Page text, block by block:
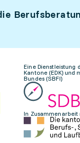
Eine Dienstleistung
Kantone (EDK) und
Bundes (SBFI)
In Zusammenarbeit